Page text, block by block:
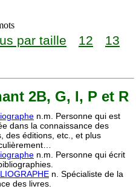
par taille 12
13
2B, G, I, P et R
n.m. Personne qui est
dans la connaissance des
des éditions, etc., et plus
n.m. Personne qui écrit
n. Spécialiste de la
des livres.